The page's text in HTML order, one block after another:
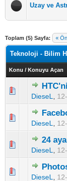
Uzay ve
Toplam (5) Sayfa: «
Teknoloji - Bilim
Konu / Konuyu Açan
DieseL
5
DieseL
5
24
DieseL
5
DieseL
5